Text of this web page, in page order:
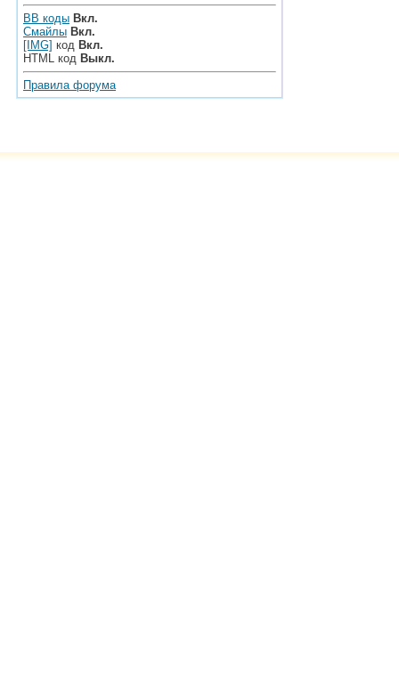
BB коды Вкл.
Смайлы Вкл.
[IMG] код Вкл.
HTML код Выкл.
Правила форума